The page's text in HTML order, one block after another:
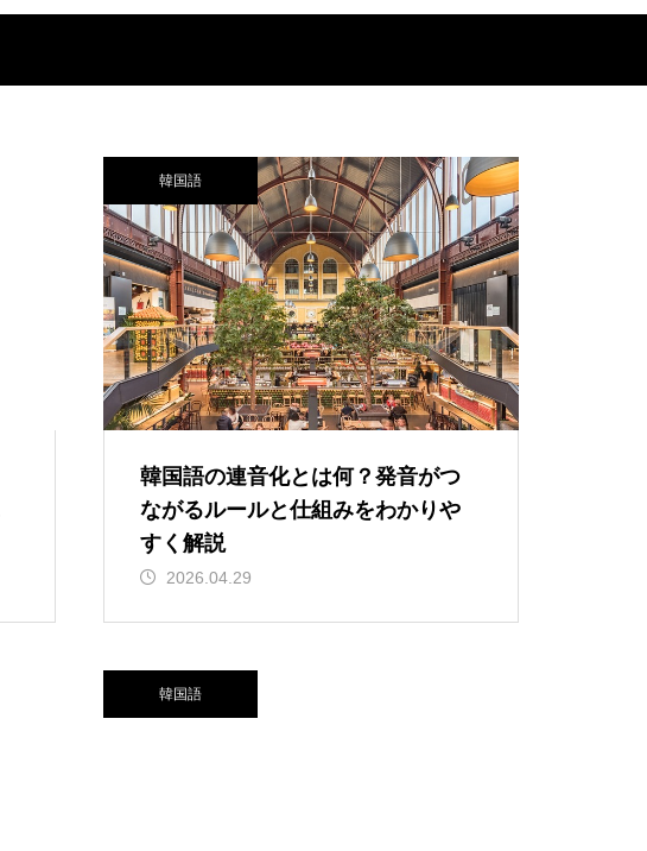
韓国語
韓国語の連音化とは何？発音がつ
ながるルールと仕組みをわかりや
すく解説
2026.04.29
韓国語